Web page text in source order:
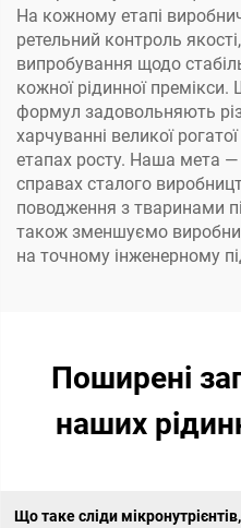
На кожному етапі
ретельний контроль
випробування щодо
кожної рідинної
формул задовольняють
харчуванні великої
етапах росту. Наша мета
справах сталого
поводження з тваринами
також зменшуємо
на точному інженерному
Поширені
наших
Що таке сліди мікронутрієнтів,